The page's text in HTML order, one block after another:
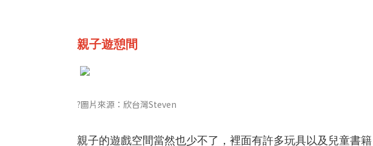
親子遊憩間
?圖片來源：欣台灣Steven
親子的遊戲空間當然也少不了，裡面有許多玩具以及兒童書